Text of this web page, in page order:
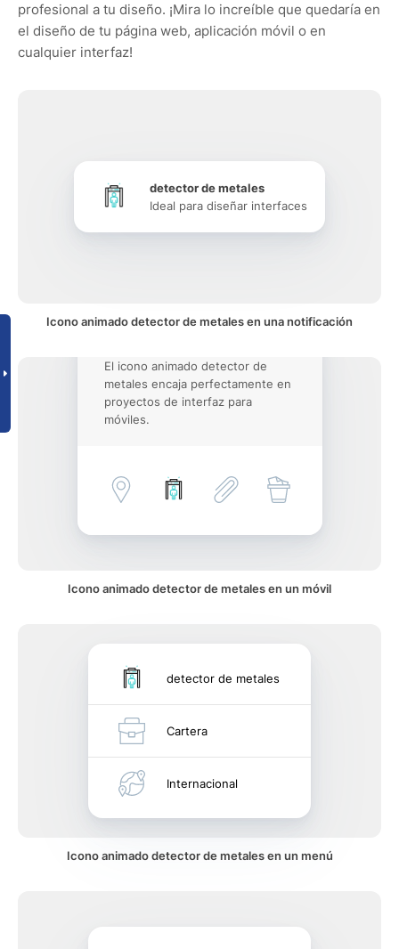
profesional a tu diseño. ¡Mira lo increíble que quedaría en
el diseño de tu página web, aplicación móvil o en
cualquier interfaz!
detector de metales
Ideal para diseñar interfaces
Icono animado detector de metales en una notificación
El icono animado detector de
metales encaja perfectamente en
proyectos de interfaz para
móviles.
Icono animado detector de metales en un móvil
detector de metales
Cartera
Internacional
Icono animado detector de metales en un menú